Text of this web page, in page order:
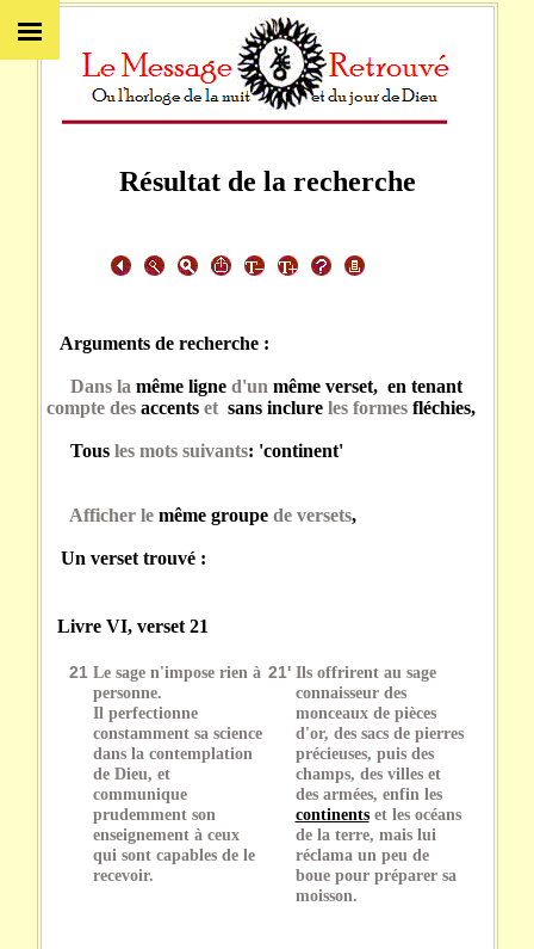
Résultat de la recherche
Arguments de recherche :
Dans la même ligne d'un même verset, en tenant
compte des accents et sans inclureles formes fléchies,
Tous les mots suivants: 'continent'
Afficher le même groupede versets,
Un verset trouvé :
Livre VI, verset 21
21 Le sage n'impose rien à
personne.
Il perfectionne
constamment sa science
dans la contemplation
de Dieu, et
communique
prudemment son
enseignement à ceux
qui sont capables de le
recevoir.
21' Ils offrirent au sage
connaisseur des
monceaux de pièces
d'or, des sacs de pierres
précieuses, puis des
champs, des villes et
des armées, enfin les
continentset les océans
de la terre, mais lui
réclama un peu de
boue pour préparer sa
moisson.